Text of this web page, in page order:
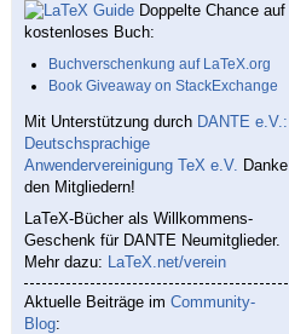
Doppelte Chance auf
kostenloses Buch:
Buchverschenkung auf LaTeX.org
Book Giveaway on StackExchange
Mit Unterstützung durch DANTE e.V.:
Deutschsprachige
Anwendervereinigung TeX e.V. Danke
den Mitgliedern!
LaTeX-Bücher als Willkommens-
Geschenk für DANTE Neumitglieder.
Mehr dazu: LaTeX.net/verein
Aktuelle Beiträge im Community-
Blog: